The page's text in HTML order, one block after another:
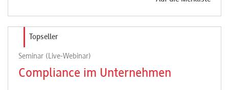
Topseller
Seminar (Live-Webinar)
Compliance im Unternehmen